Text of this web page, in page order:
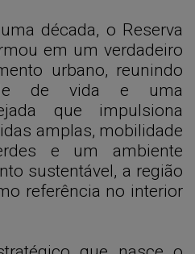
década, o Reserva
em um verdadeiro
urbano, reunindo
de vida e uma
que impulsiona
amplas, mobilidade
e um ambiente
sustentável, a região
referência no interior